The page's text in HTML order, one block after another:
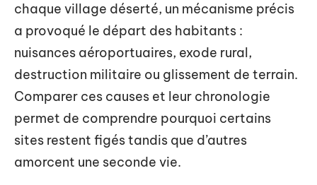
chaque village déserté, un mécanisme précis
a provoqué le départ des habitants :
nuisances aéroportuaires, exode rural,
destruction militaire ou glissement de terrain.
Comparer ces causes et leur chronologie
permet de comprendre pourquoi certains
sites restent figés tandis que d’autres
amorcent une seconde vie.